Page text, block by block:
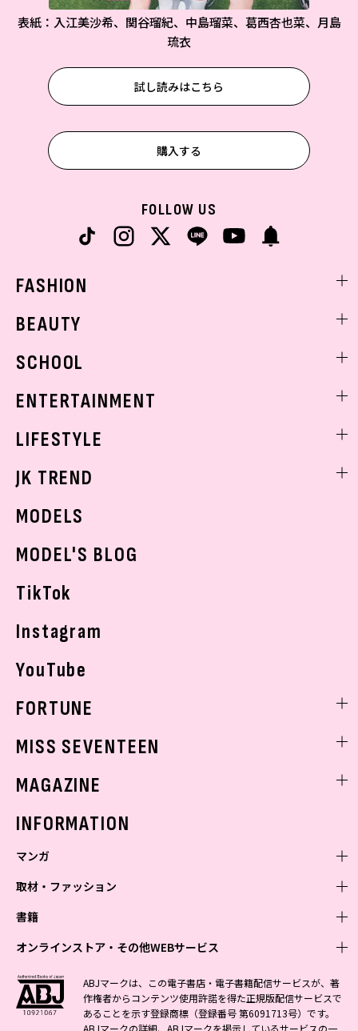
表紙：入江美沙希、関谷瑠紀、中島瑠菜、葛西杏也菜、月島
琉衣
試し読みはこちら
購入する
FOLLOW US
FASHION
着回し
BEAUTY
ベストコスメ
ボディケア
SCHOOL
学校ヘアメイク
ENTERTAINMENT
K-POP
LIFESTYLE
モデルの購入品
JK TREND
MODELS
MODEL'S BLOG
TikTok
Instagram
YouTube
FORTUNE
MISS SEVENTEEN
MAGAZINE
INFORMATION
マンガ
少年マンガ
Vジャンプ
最強ジャンプ
少年ジャンプ+
青年マンガ
ZEBRACK
S-MANGA
少女マンガ
ZEBRACK
S-MANGA
女性マンガ
ジャンプTOON
取材・ファッション
ファッション・美容
BAILA
MAQUIA
芸能・情報・スポーツ
週プレNEWS
週プレ グラジャパ!
書籍
文芸・文庫・総合
小説すばる
集英社 文芸ステーション
学芸・ノンフィクション・新書
1日5分で、明日は変わる よみタイ yomitai
集英社学芸部 - 学芸・ノンフィクション
ライトノベル・ノベライズ
オンラインストア・その他WEBサービス
オンラインストア
OTO
SHUEISHA MANGA-ART HERITAGE
その他WEBサービス
ABJマークは、この電子書店・電子書籍配信サービスが、著
作権者からコンテンツ使用許諾を得た正規版配信サービスで
あることを示す登録商標（登録番号 第6091713号）です。
ABJマークの詳細、ABJマークを掲示しているサービスの一